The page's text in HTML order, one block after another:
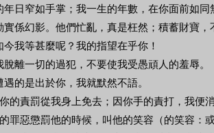
年日窄如手掌；我一生的年數，在你面前如
實係幻影。他們忙亂，真是枉然；積蓄財寶，
今我等甚麼呢？我的指望在乎你！
脫離一切的過犯，不要使我受愚頑人的羞辱。
遇的是出於你，我就默然不語。
的責罰從我身上免去；因你手的責打，我便消
罪惡懲罰他的時候，叫他的笑容（的笑容：